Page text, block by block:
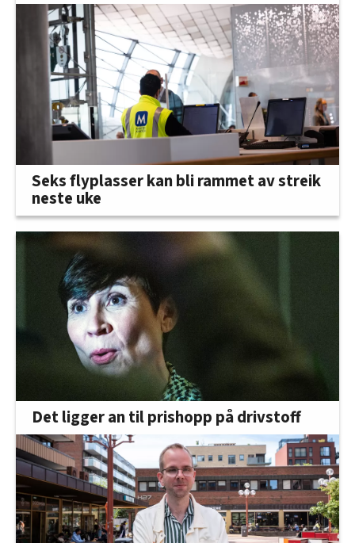
Seks flyplasser kan bli rammet av streik
neste uke
Det ligger an til prishopp på drivstoff